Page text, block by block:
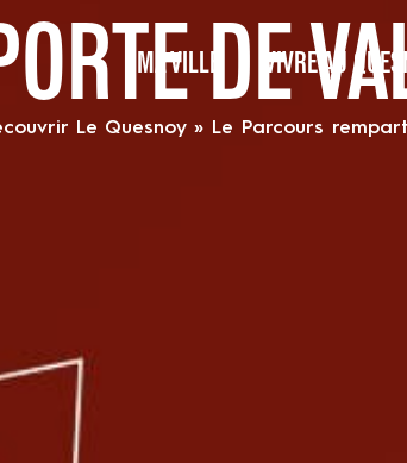
MA VILLE VIVRE AU
DE
Le Quesnoy» Le Parcours